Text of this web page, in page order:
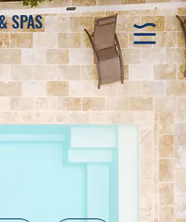
SPAS